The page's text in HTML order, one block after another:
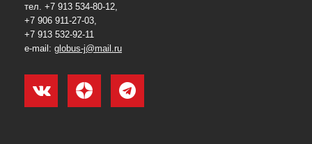
тел. +7 913 534-80-12,
+7 906 911-27-03,
+7 913 532-92-11
e-mail: globus-j@mail.ru